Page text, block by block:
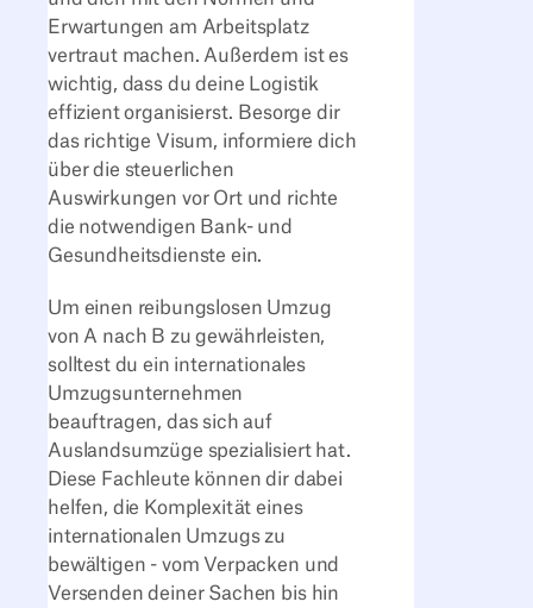
Erwartungen am Arbeitsplatz
vertraut machen. Außerdem ist es
wichtig, dass du deine Logistik
effizient organisierst. Besorge dir
das richtige Visum, informiere dich
über die steuerlichen
Auswirkungen vor Ort und richte
die notwendigen Bank- und
Gesundheitsdienste ein.
Um einen reibungslosen Umzug
von A nach B zu gewährleisten,
solltest du ein internationales
Umzugsunternehmen
beauftragen, das sich auf
Auslandsumzüge spezialisiert hat.
Diese Fachleute können dir dabei
helfen, die Komplexität eines
internationalen Umzugs zu
bewältigen - vom Verpacken und
Versenden deiner Sachen bis hin